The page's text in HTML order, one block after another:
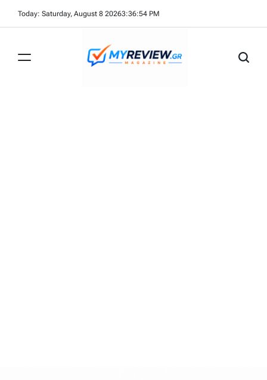
Today: Saturday, August 8 20263:36:55 PM